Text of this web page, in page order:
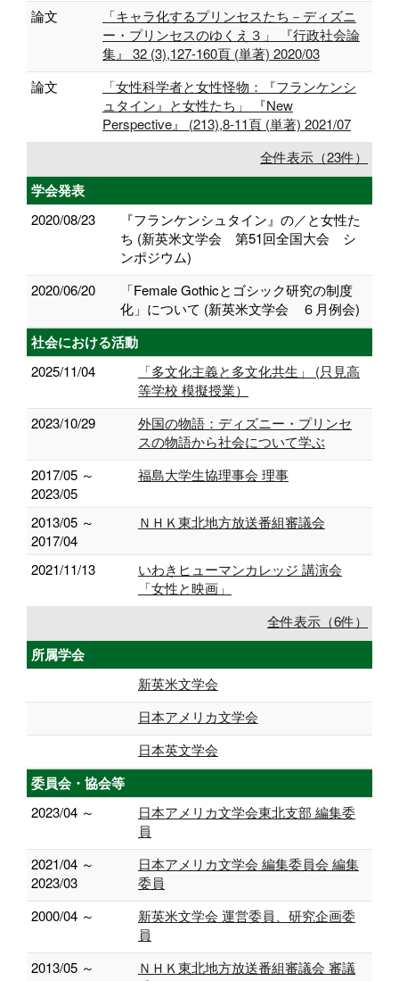
論文
「キャラ化するプリンセスたち－ディズニ
ー・プリンセスのゆくえ３」 『行政社会論
集』 32 (3),127-160頁 (単著) 2020/03
論文
「女性科学者と女性怪物：『フランケンシ
ュタイン』と女性たち」 『New
Perspective』 (213),8-11頁 (単著) 2021/07
全件表示（23件）
学会発表
2020/08/23
『フランケンシュタイン』の／と女性た
ち (新英米文学会 第51回全国大会 シ
ンポジウム)
2020/06/20
「Female Gothicとゴシック研究の制度
化」について (新英米文学会 ６月例会)
社会における活動
2025/11/04
「多文化主義と多文化共生」 (只見高
等学校 模擬授業）
2023/10/29
外国の物語：ディズニー・プリンセ
スの物語から社会について学ぶ
2017/05 ～
2023/05
福島大学生協理事会 理事
2013/05 ～
2017/04
ＮＨＫ東北地方放送番組審議会
2021/11/13
いわきヒューマンカレッジ 講演会
「女性と映画」
全件表示（6件）
所属学会
新英米文学会
日本アメリカ文学会
日本英文学会
委員会・協会等
2023/04 ～
日本アメリカ文学会東北支部 編集委
員
2021/04 ～
2023/03
日本アメリカ文学会 編集委員会 編集
委員
2000/04 ～
新英米文学会 運営委員、研究企画委
員
2013/05 ～
ＮＨＫ東北地方放送番組審議会 審議